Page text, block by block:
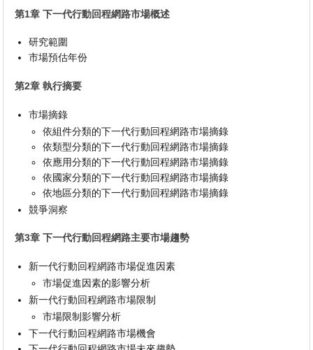
第1章 下一代行動回程網路市場概述
研究範圍
市場預估年份
第2章 執行摘要
市場摘錄
依組件分類的下一代行動回程網路市場摘錄
依類型分類的下一代行動回程網路市場摘錄
依應用分類的下一代行動回程網路市場摘錄
依國家分類的下一代行動回程網路市場摘錄
依地區分類的下一代行動回程網路市場摘錄
競爭洞察
第3章 下一代行動回程網路主要市場趨勢
新一代行動回程網路市場促進因素
市場促進因素的影響分析
新一代行動回程網路市場限制
市場限制影響分析
下一代行動回程網路市場機會